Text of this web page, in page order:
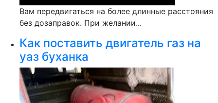
Вам передвигаться на более длинные расстояния
без дозаправок. При желании...
Как поставить двигатель газ на
уаз буханка